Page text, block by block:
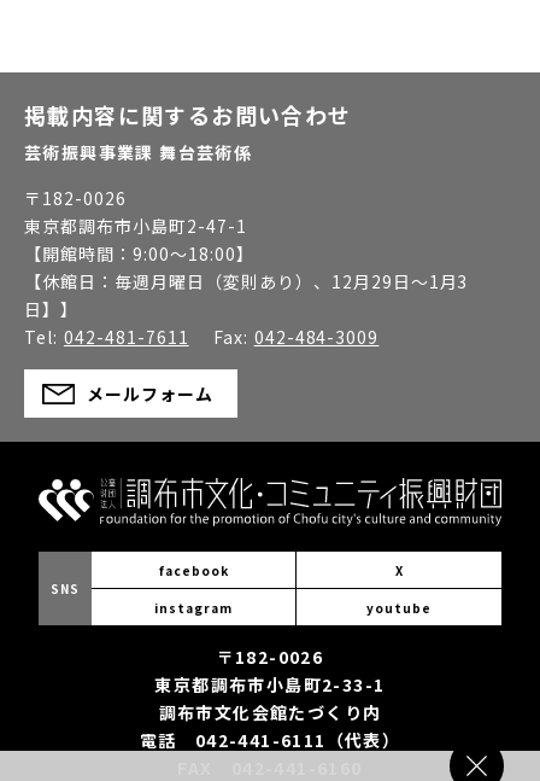
掲載内容に関するお問い合わせ
芸術振興事業課 舞台芸術係
〒 182-0026
東京都調布市小島町2-47-1
【開館時間： 9:00～18:00】
【休館日： 毎週月曜日（変則あり）、12月29日～1月3
日】 】
Tel: 042-481-7611 Fax: 042-484-3009
メールフォーム
SNS
facebook X
instagram youtube
〒182-0026
東京都調布市小島町2-33-1
調布市文化会館たづくり内
電話 042-441-6111（代表）